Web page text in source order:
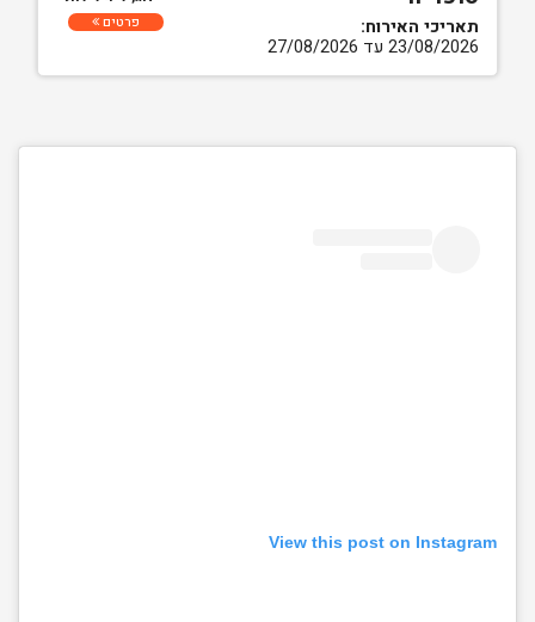
תאריכי האירוח:
23/08/2026 עד 27/08/2026
פרטים
View this post on Instagram